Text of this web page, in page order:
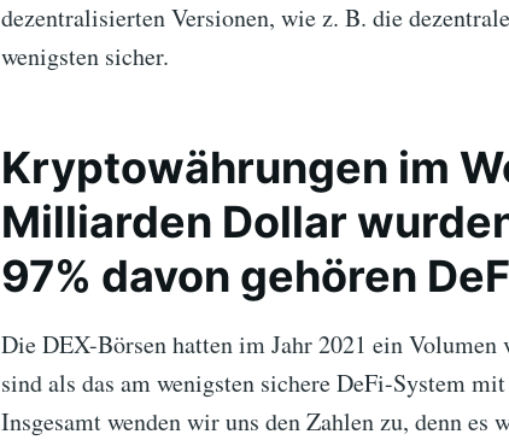
dezentralisierten Versionen, wie z. B. die
wenigsten sicher.
Kryptowährungen im
Milliarden Dollar
97% davon gehören
Die DEX-Börsen hatten im Jahr 2021 ein
sind als das am wenigsten sichere DeFi-System
Insgesamt wenden wir uns den Zahlen zu, denn es